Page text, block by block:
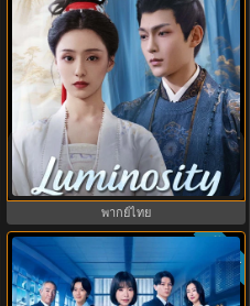
Luminosity Behind the Palace
บุปผาปฏิวัติ (2025) พากย์ไทย EP.1-
16
พากย์ไทย
ซับไทย